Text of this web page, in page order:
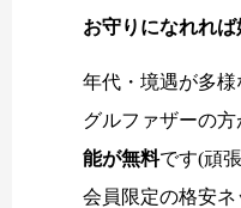
お守りになれれば
年代・境遇が多
グルファザーの
能が無料です(頑
会員限定の格安ネ